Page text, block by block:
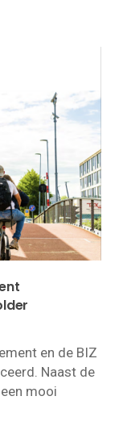
en de BIZ
Naast de
mooi